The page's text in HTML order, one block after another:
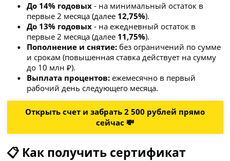
До 14% годовых- на минимальный остаток в
первые 2 месяца (далее 12,75%).
До 13% годовых- на ежедневный остаток в
первые 2 месяца (далее 11,75%).
Пополнение и снятие:без ограничений по сумме
и срокам (повышенная ставка действует на сумму
до 10 млн ₽).
Выплата процентов:ежемесячно в первый
рабочий день следующего месяца.
Открыть счет и забрать 2 500 рублей прямо
сейчас 💸
📋 Как получить сертификат